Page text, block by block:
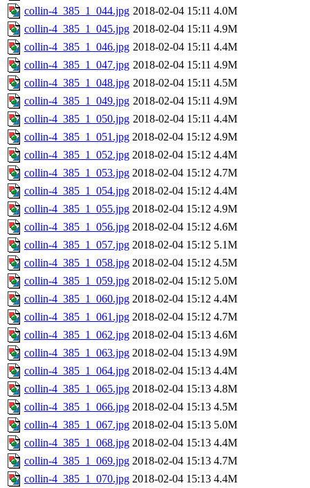
collin-4_385_1_044.jpg 2018-02-04 15:11 4.0M
collin-4_385_1_045.jpg 2018-02-04 15:11 4.9M
collin-4_385_1_046.jpg 2018-02-04 15:11 4.4M
collin-4_385_1_047.jpg 2018-02-04 15:11 4.9M
collin-4_385_1_048.jpg 2018-02-04 15:11 4.5M
collin-4_385_1_049.jpg 2018-02-04 15:11 4.9M
collin-4_385_1_050.jpg 2018-02-04 15:11 4.4M
collin-4_385_1_051.jpg 2018-02-04 15:12 4.9M
collin-4_385_1_052.jpg 2018-02-04 15:12 4.4M
collin-4_385_1_053.jpg 2018-02-04 15:12 4.7M
collin-4_385_1_054.jpg 2018-02-04 15:12 4.4M
collin-4_385_1_055.jpg 2018-02-04 15:12 4.9M
collin-4_385_1_056.jpg 2018-02-04 15:12 4.6M
collin-4_385_1_057.jpg 2018-02-04 15:12 5.1M
collin-4_385_1_058.jpg 2018-02-04 15:12 4.5M
collin-4_385_1_059.jpg 2018-02-04 15:12 5.0M
collin-4_385_1_060.jpg 2018-02-04 15:12 4.4M
collin-4_385_1_061.jpg 2018-02-04 15:12 4.7M
collin-4_385_1_062.jpg 2018-02-04 15:13 4.6M
collin-4_385_1_063.jpg 2018-02-04 15:13 4.9M
collin-4_385_1_064.jpg 2018-02-04 15:13 4.4M
collin-4_385_1_065.jpg 2018-02-04 15:13 4.8M
collin-4_385_1_066.jpg 2018-02-04 15:13 4.5M
collin-4_385_1_067.jpg 2018-02-04 15:13 5.0M
collin-4_385_1_068.jpg 2018-02-04 15:13 4.4M
collin-4_385_1_069.jpg 2018-02-04 15:13 4.7M
collin-4_385_1_070.jpg 2018-02-04 15:13 4.4M